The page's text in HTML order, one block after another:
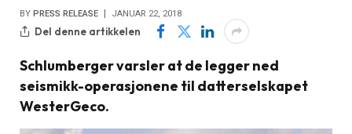
BY PRESS RELEASE JANUAR 22, 2018
Del denne artikkelen
Schlumberger varsler at de legger ned
seismikk-operasjonene til datterselskapet
WesterGeco.